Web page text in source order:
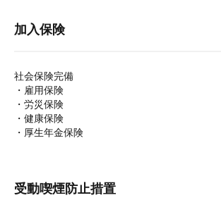
加入保険
社会保険完備
・雇用保険
・労災保険
・健康保険
・厚生年金保険
受動喫煙防止措置